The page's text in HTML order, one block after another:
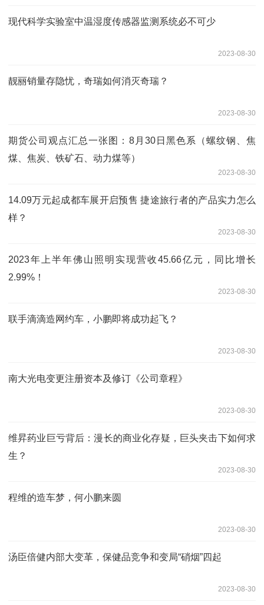
现代科学实验室中温湿度传感器监测系统必不可少
2023-08-30
靓丽销量存隐忧，奇瑞如何消灭奇瑞？
2023-08-30
期货公司观点汇总一张图：8月30日黑色系（螺纹钢、焦
煤、焦炭、铁矿石、动力煤等）
2023-08-30
14.09万元起成都车展开启预售 捷途旅行者的产品实力怎么
样？
2023-08-30
2023年上半年佛山照明实现营收45.66亿元，同比增长
2.99%！
2023-08-30
联手滴滴造网约车，小鹏即将成功起飞？
2023-08-30
南大光电变更注册资本及修订《公司章程》
2023-08-30
维昇药业巨亏背后：漫长的商业化存疑，巨头夹击下如何求
生？
2023-08-30
程维的造车梦，何小鹏来圆
2023-08-30
汤臣倍健内部大变革，保健品竞争和变局“硝烟”四起
2023-08-30